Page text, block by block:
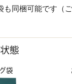
も同梱可能です（